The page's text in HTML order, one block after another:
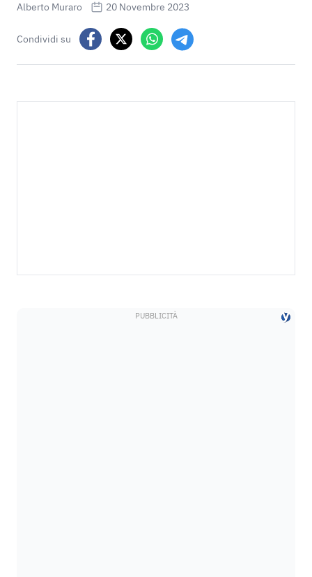
Alberto Muraro 20 Novembre 2023
Condividi su